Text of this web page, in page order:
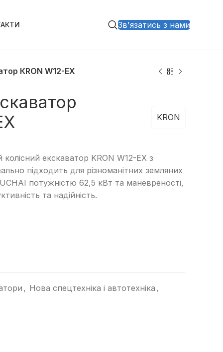
Зв'язатись з нами
КRON W12-EX
KRON
екскаватор KRON W12-EX з
підходить для різноманітних земляних
потужністю 62,5 кВт та маневреності,
та надійність.
, Нова спецтехніка і автотехніка ,